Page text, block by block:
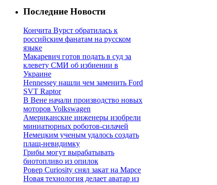
Последние Новости
Кончита Вурст обратилась к
российским фанатам на русском
языке
Макаревич готов подать в суд за
клевету СМИ об избиении в
Украине
Hennessey нашли чем заменить Ford
SVT Raptor
В Вене начали производство новых
моторов Volkswagen
Американские инженеры изобрели
миниатюрных роботов-силачей
Немецким ученым удалось создать
плащ-невидимку
Грибы могут вырабатывать
биотопливо из опилок
Ровер Curiosity снял закат на Марсе
Новая технология делает аватар из